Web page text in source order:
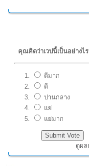
คุณคิดว่าเวปนี้เป็นอย่างไร
ดีมาก
ดี
ปานกลาง
แย่
แย่มาก
ดูผล